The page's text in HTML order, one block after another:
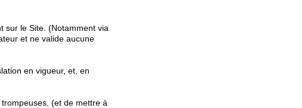
sur le Site. (Notamment via
et ne valide aucune
en vigueur, et, en
(et de mettre à